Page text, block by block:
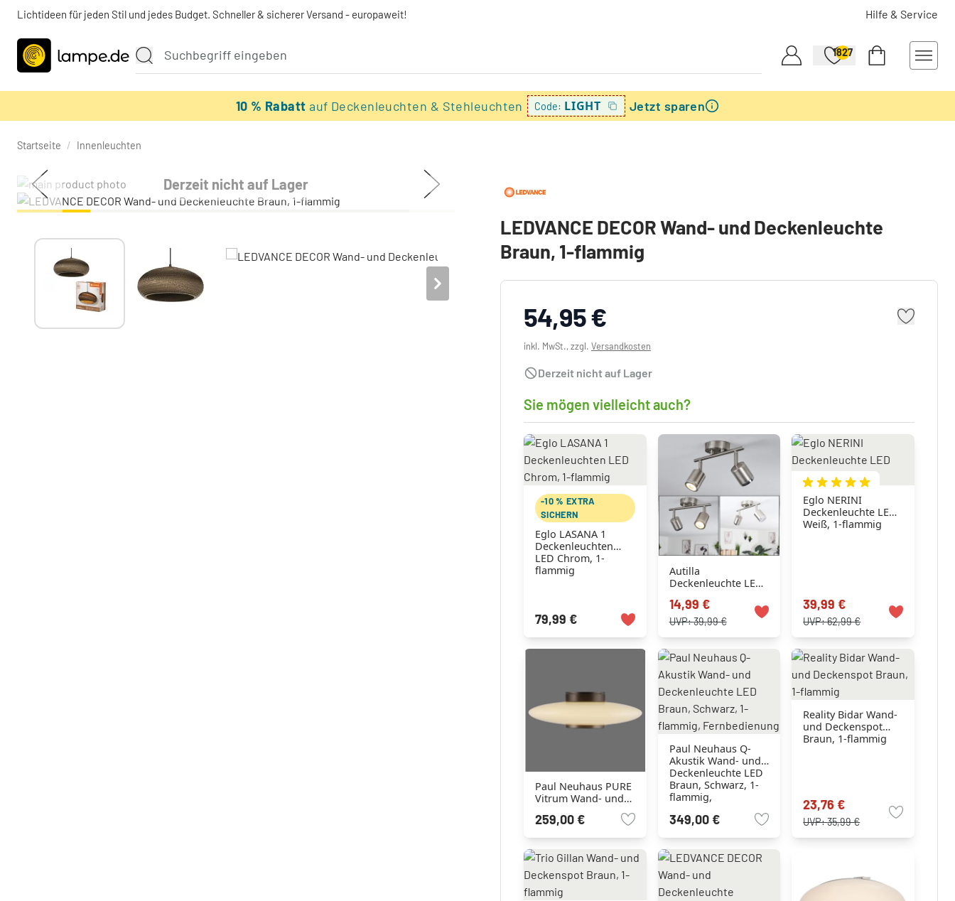
Lichtideen für jeden Stil und jedes Budget. Schneller & sicherer Versand - europaweit! Hilfe & Service
1827
10 % Rabattauf Deckenleuchten & Stehleuchten Code: LIGHT Jetzt sparen
Startseite / Innenleuchten
Derzeit nicht auf Lager
LEDVANCE DECOR Wand- und Deckenleuchte
Braun, 1-flammig
54,95 €
inkl. MwSt., zzgl. Versandkosten
Derzeit nicht auf Lager
Sie mögen vielleicht auch?
-10 % EXTRA
SICHERN
Eglo LASANA 1
Deckenleuchten
LED Chrom, 1-
flammig
79,99 €
Autilla
Deckenleuchte LED
2-flammig
14,99 €
UVP:39,99 €
Eglo NERINI
Deckenleuchte LED
Weiß, 1-flammig
39,99 €
UVP:62,99 €
Paul Neuhaus PURE
Vitrum Wand- und
Deckenleuchte LED
Braun, 1-flammig
259,00 €
Paul Neuhaus Q-
Akustik Wand- und
Deckenleuchte LED
Braun, Schwarz, 1-
flammig,
349,00 €
Reality Bidar Wand-
und Deckenspot
Braun, 1-flammig
23,76 €
UVP:35,99 €